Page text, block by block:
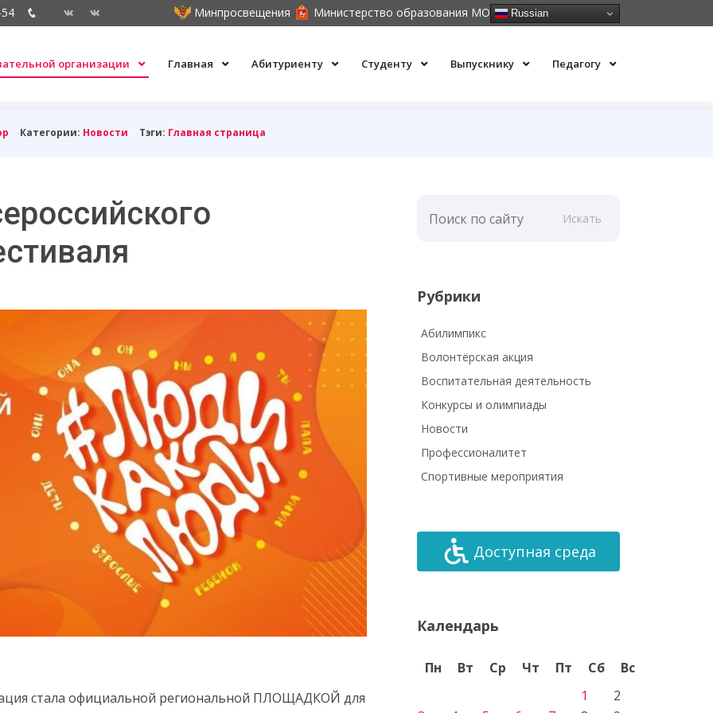
Минпросвещения Министерство образования МО Russian
организации Главная Абитуриенту Студенту Выпускнику Педагогу
Категории: Новости Тэги: Главная страница
стала официальной региональной ПЛОЩАДКОЙ для
Искать
Рубрики
Абилимпикс
Волонтёрская акция
Воспитательная деятельность
Конкурсы и олимпиады
Новости
Профессионалитет
Спортивные мероприятия
Доступная среда
Календарь
Пн Вт Ср Чт Пт Сб
Вс
1
2